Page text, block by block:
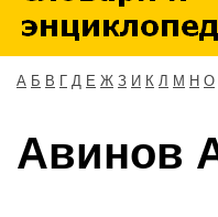
А Б В Г Д Е Ж З И К Л М Н О
Авинов